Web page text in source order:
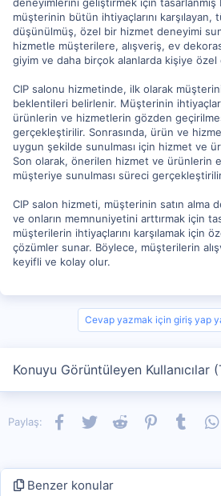
müşterinin bütün ihtiyaçlarını karşılayan,
düşünülmüş, özel bir hizmet deneyimi
hizmetle müşterilere, alışveriş, ev
giyim ve daha birçok alanlarda kişiye
CIP salonu hizmetinde, ilk olarak
beklentileri belirlenir. Müşterinin
ürünlerin ve hizmetlerin gözden
gerçekleştirilir. Sonrasında, ürün ve
uygun şekilde sunulması için hizmet ve
Son olarak, önerilen hizmet ve ürünlerin
müşteriye sunulması süreci
CIP salon hizmeti, müşterinin satın alma
ve onların memnuniyetini arttırmak için
müşterilerin ihtiyaçlarını karşılamak için
çözümler sunar. Böylece, müşterilerin
keyifli ve kolay olur.
Cevap yazmak için giriş yap
Konuyu Görüntüleyen Kullanıcılar
Paylaş: Facebook
TwitterReddit PinterestTumblr
Benzer konular